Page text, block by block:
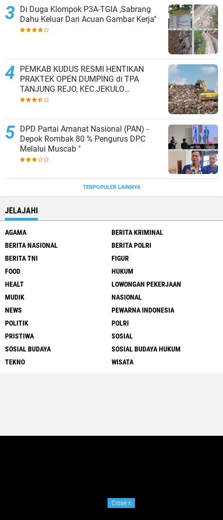
Di Duga Klompok P3A-TGIA ,Sabrang
Dahu Keluar Dari Acuan Gambar Kerja"
PEMKAB KUDUS RESMI HENTIKAN
PRAKTEK OPEN DUMPING di TPA
TANJUNG REJO, KEC.JEKULO
KAB.KUDUS,BERLAKUKAN SISTEM
DPD Partai Amanat Nasional (PAN) -
Depok Rombak 80 % Pengurus DPC
Melalui Muscab "
TERPOPULER LAINNYA
JELAJAHI
AGAMA
BERITA KRIMINAL
BERITA NASIONAL
BERITA POLRI
BERITA TNI
FIGUR
FOOD
HUKUM
HEALT
LOWONGAN PEKERJAAN
MUDIK
NASIONAL
NEWS
PEWARNA INDONESIA
POLITIK
POLRI
PRISTIWA
SOSIAL
SOSIAL BUDAYA
SOSIAL BUDAYA HUKUM
TEKNO
WISATA
Close x